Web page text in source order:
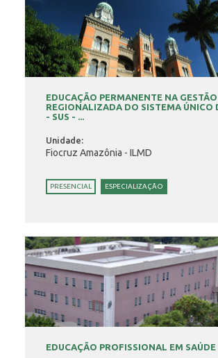
EDUCAÇÃO PERMANENTE NA GESTÃO
REGIONALIZADA DO SISTEMA ÚNICO
- SUS - ...
Unidade:
Fiocruz Amazônia - ILMD
PRESENCIAL ESPECIALIZAÇÃO
EDUCAÇÃO PROFISSIONAL EM SAÚDE